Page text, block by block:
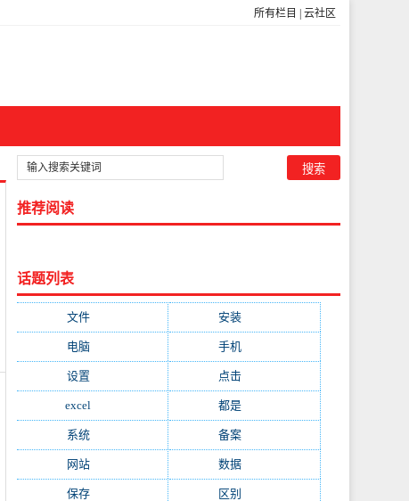
所有栏目 云社区
推荐阅读
话题列表
文件(755) 安装
电脑(688) 手机
设置 点击
excel 都是
系统(495) 备案
网站(461) 数据
保存(438) 区别